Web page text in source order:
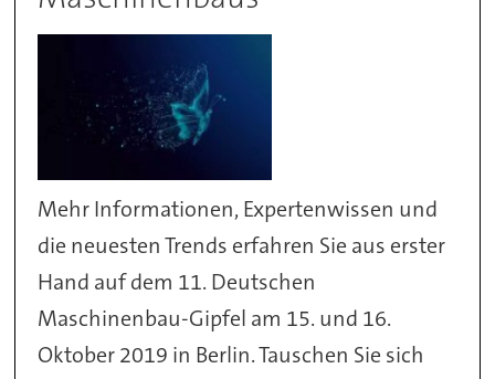
Mehr Informationen, Expertenwissen und
die neuesten Trends erfahren Sie aus erster
Hand auf dem 11. Deutschen
Maschinenbau-Gipfel am 15. und 16.
Oktober 2019 in Berlin. Tauschen Sie sich